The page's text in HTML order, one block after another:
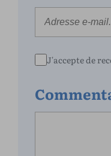
J'accepte de